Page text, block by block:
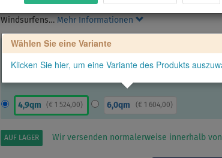
enthält alles, um das aufblasbare Board als Windsurfer
Windsurfens… Mehr Informationen
Wählen Sie eine Variante
Klicken Sie hier, um eine Variante des Produkts
4,9qm (€ 1 524,00) 6,0qm (€ 1 604,00)
AUF LAGER Wir versenden normalerweise innerhalb